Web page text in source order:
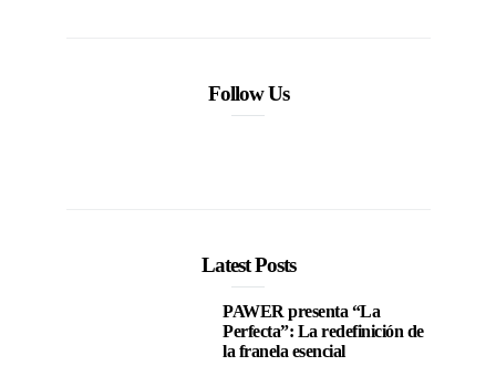
Follow Us
Latest Posts
PAWER presenta “La
Perfecta”: La redefinición de
la franela esencial